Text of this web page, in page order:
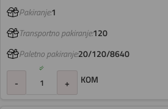
Pakiranje:1
Transportno pakiranje:120
Paletno pakiranje:20/120/8640
- + KOM